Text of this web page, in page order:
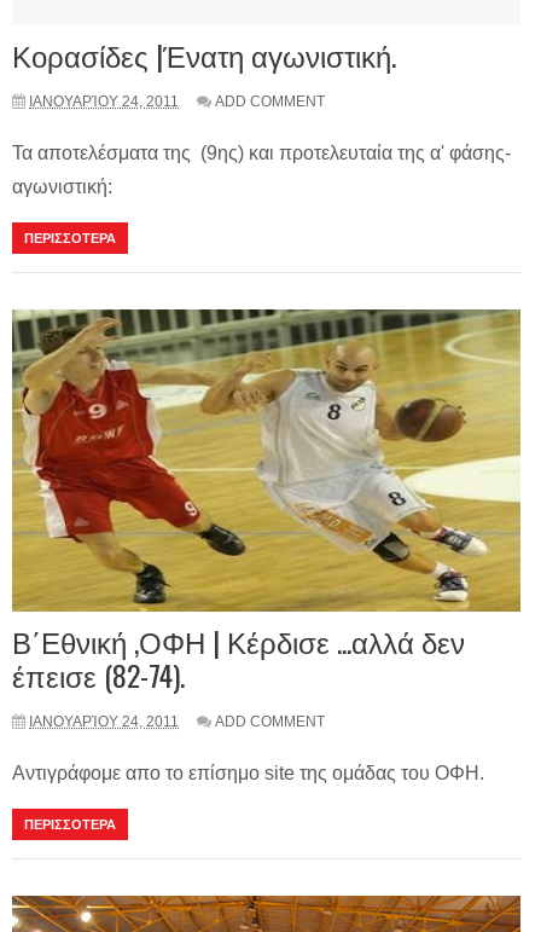
Κορασίδες |Ένατη αγωνιστική.
ΙΑΝΟΥΑΡΊΟΥ 24, 2011 ADD COMMENT
Τα αποτελέσματα της (9ης) και προτελευταία της α' φάσης-
αγωνιστική:
ΠΕΡΙΣΣΟΤΕΡΑ
Β΄Εθνική ,ΟΦΗ | Κέρδισε ...αλλά δεν
έπεισε (82-74).
ΙΑΝΟΥΑΡΊΟΥ 24, 2011 ADD COMMENT
Αντιγράφομε απο το επίσημο site της ομάδας του ΟΦΗ.
ΠΕΡΙΣΣΟΤΕΡΑ